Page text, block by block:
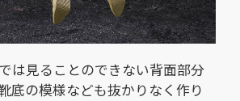
は見ることのできない背面部分
底の模様なども抜かりなく作り